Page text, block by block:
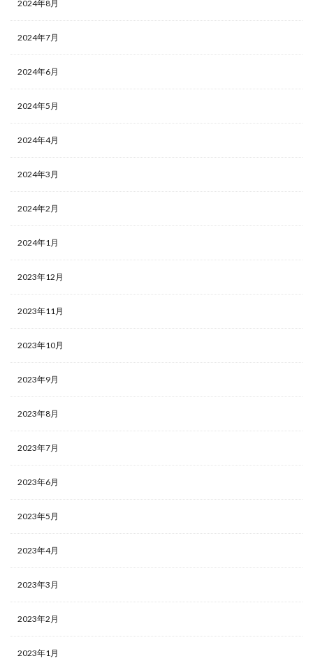
2024年8月
2024年7月
2024年6月
2024年5月
2024年4月
2024年3月
2024年2月
2024年1月
2023年12月
2023年11月
2023年10月
2023年9月
2023年8月
2023年7月
2023年6月
2023年5月
2023年4月
2023年3月
2023年2月
2023年1月